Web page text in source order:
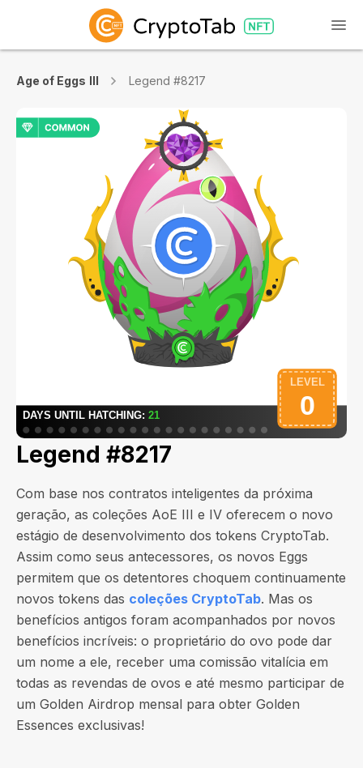
Age of Eggs III Legend #8217
Legend #8217
Com base nos contratos inteligentes da próxima
geração, as coleções AoE III e IV oferecem o novo
estágio de desenvolvimento dos tokens CryptoTab.
Assim como seus antecessores, os novos Eggs
permitem que os detentores choquem continuamente
novos tokens das coleções CryptoTab. Mas os
benefícios antigos foram acompanhados por novos
benefícios incríveis: o proprietário do ovo pode dar
um nome a ele, receber uma comissão vitalícia em
todas as revendas de ovos e até mesmo participar de
um Golden Airdrop mensal para obter Golden
Essences exclusivas!